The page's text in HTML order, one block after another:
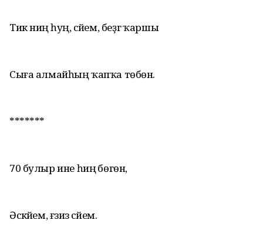
Тик ниңә һуң, әсәйем, беҙгә ҡаршы
Сыға алмайһың ҡапҡа төбөнә.
*******
70 булыр ине һиңә бөгөн,
Әсәкәйем, ғәзиз әсәйем.